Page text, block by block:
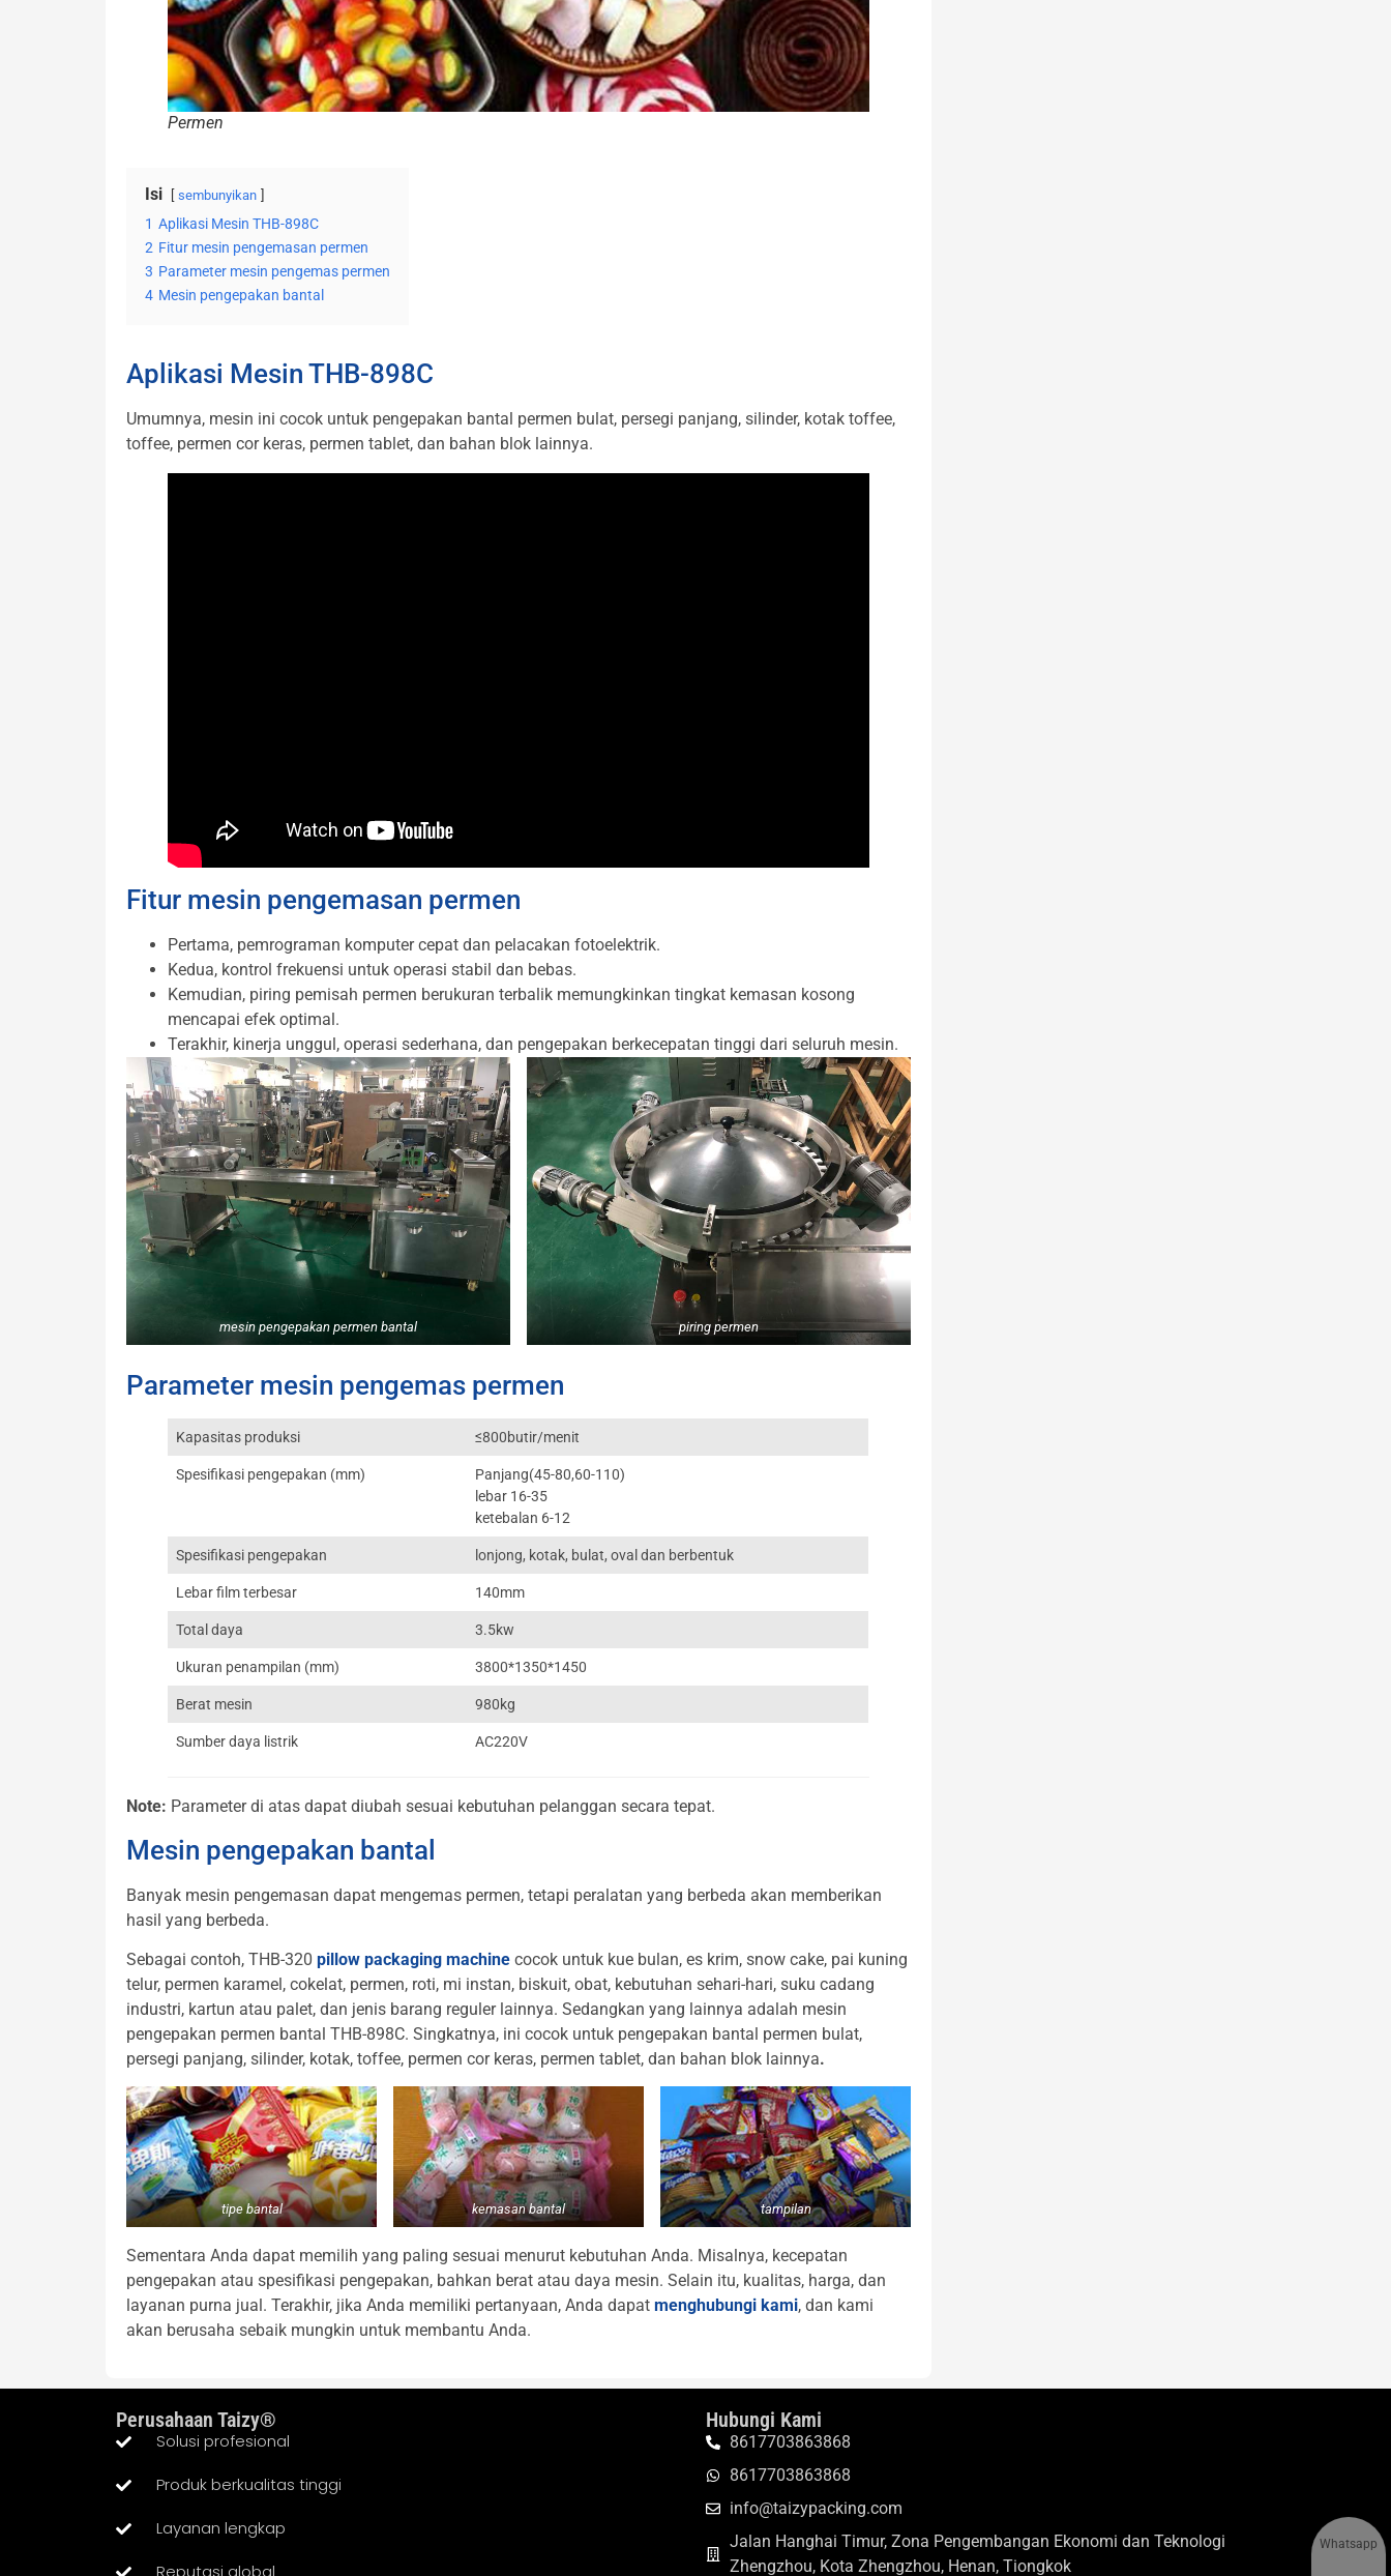
Permen
Isi sembunyikan
1 Aplikasi Mesin THB-898C
2 Fitur mesin pengemasan permen
3 Parameter mesin pengemas permen
4 Mesin pengepakan bantal
Aplikasi Mesin THB-898C
Umumnya, mesin ini cocok untuk pengepakan bantal permen bulat, persegi panjang, silinder, kotak toffee,
toffee, permen cor keras, permen tablet, dan bahan blok lainnya.
Fitur mesin pengemasan permen
Pertama, pemrograman komputer cepat dan pelacakan fotoelektrik.
Kedua, kontrol frekuensi untuk operasi stabil dan bebas.
Kemudian, piring pemisah permen berukuran terbalik memungkinkan tingkat kemasan kosong
mencapai efek optimal.
Terakhir, kinerja unggul, operasi sederhana, dan pengepakan berkecepatan tinggi dari seluruh mesin.
mesin pengepakan permen bantal piring permen
Parameter mesin pengemas permen
Kapasitas produksi ≤800butir/menit
Spesifikasi pengepakan (mm)
Panjang(45-80,60-110)
lebar 16-35
ketebalan 6-12
Spesifikasi pengepakan lonjong, kotak, bulat, oval dan berbentuk
Lebar film terbesar 140mm
Total daya 3.5kw
Ukuran penampilan (mm) 3800*1350*1450
Berat mesin 980kg
Sumber daya listrik AC220V
Note: Parameter di atas dapat diubah sesuai kebutuhan pelanggan secara tepat.
Mesin pengepakan bantal
Banyak mesin pengemasan dapat mengemas permen, tetapi peralatan yang berbeda akan memberikan
hasil yang berbeda.
Sebagai contoh, THB-320 pillow packaging machine cocok untuk kue bulan, es krim, snow cake, pai kuning
telur, permen karamel, cokelat, permen, roti, mi instan, biskuit, obat, kebutuhan sehari-hari, suku cadang
industri, kartun atau palet, dan jenis barang reguler lainnya. Sedangkan yang lainnya adalah mesin
pengepakan permen bantal THB-898C. Singkatnya, ini cocok untuk pengepakan bantal permen bulat,
persegi panjang, silinder, kotak, toffee, permen cor keras, permen tablet, dan bahan blok lainnya.
tipe bantal kemasan bantal tampilan
Sementara Anda dapat memilih yang paling sesuai menurut kebutuhan Anda. Misalnya, kecepatan
pengepakan atau spesifikasi pengepakan, bahkan berat atau daya mesin. Selain itu, kualitas, harga, dan
layanan purna jual. Terakhir, jika Anda memiliki pertanyaan, Anda dapat menghubungi kami, dan kami
akan berusaha sebaik mungkin untuk membantu Anda.
Perusahaan Taizy®
Solusi profesional
Produk berkualitas tinggi
Layanan lengkap
Hubungi Kami
8617703863868
8617703863868
info@taizypacking.com
Jalan Hanghai Timur, Zona Pengembangan Ekonomi dan Teknologi
Zhengzhou, Kota Zhengzhou, Henan, Tiongkok
Whatsapp